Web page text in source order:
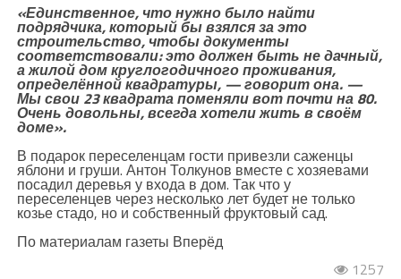
«Единственное, что нужно было найти
подрядчика, который бы взялся за это
строительство, чтобы документы
соответствовали: это должен быть не дачный,
а жилой дом круглогодичного проживания,
определённой квадратуры, — говорит она. —
Мы свои 23 квадрата поменяли вот почти на 80.
Очень довольны, всегда хотели жить в своём
доме».
В подарок переселенцам гости привезли саженцы
яблони и груши. Антон Толкунов вместе с хозяевами
посадил деревья у входа в дом. Так что у
переселенцев через несколько лет будет не только
козье стадо, но и собственный фруктовый сад.
По материалам газеты Вперёд
1257